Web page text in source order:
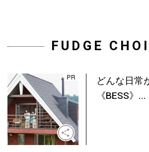
FUDGE
どんな日常
《BESS》...